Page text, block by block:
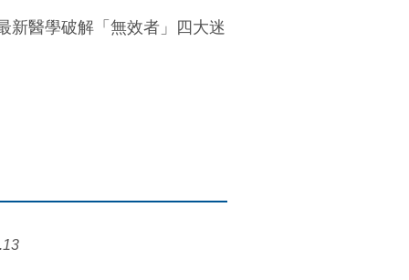
新醫學破解「無效者」四大迷